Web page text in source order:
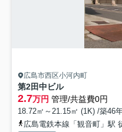
広島市西区小河内町
第2田中ビル
2.7万円 管理/共益費0円
18.72㎡～21.15㎡ (1K) /築46
広島電鉄本線「観音町」駅